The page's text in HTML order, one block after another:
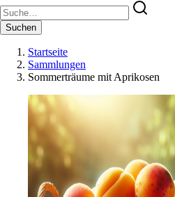
Suchen
Startseite
Sammlungen
Sommerträume mit Aprikosen